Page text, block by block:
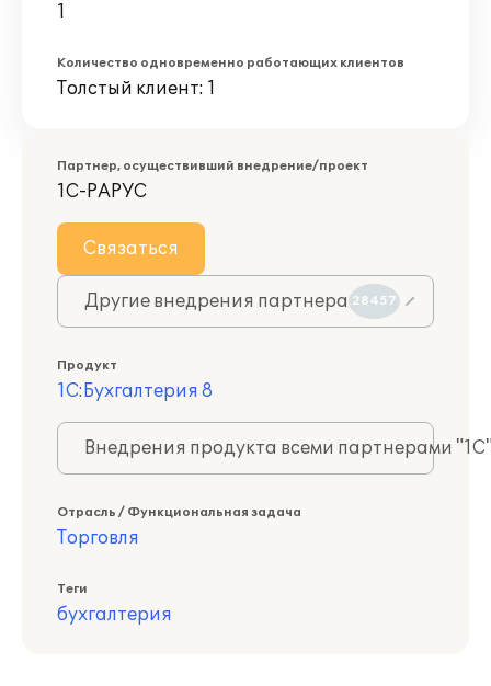
1
Количество одновременно работающих клиентов
Толстый клиент: 1
Партнер, осуществивший внедрение/проект
1С-РАРУС
Связаться
Другие внедрения партнера 28457
Продукт
1С:Бухгалтерия 8
Внедрения продукта всеми партнерами
Отрасль / Функциональная задача
Торговля
Теги
бухгалтерия